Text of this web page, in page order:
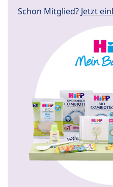
Schon Mitglied? Jetzt